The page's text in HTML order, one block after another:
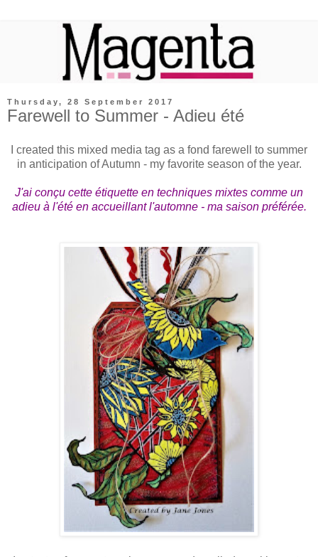
Thursday, 28 September 2017
Farewell to Summer - Adieu été
I created this mixed media tag as a fond farewell to summer
in anticipation of Autumn - my favorite season of the year.
J'ai conçu cette étiquette en techniques mixtes comme un
adieu à l'été en accueillant l'automne - ma saison préférée.